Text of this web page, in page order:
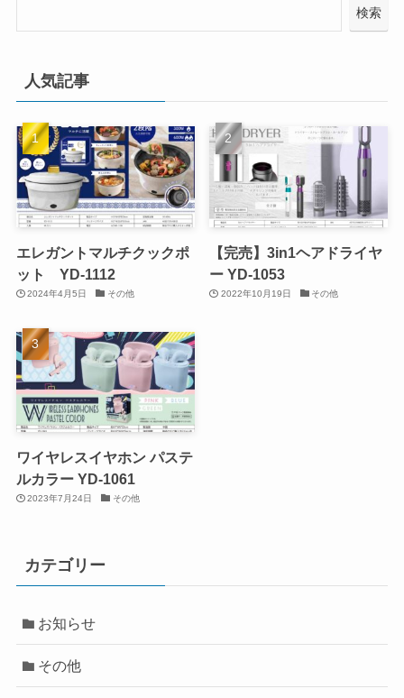
検索
人気記事
エレガントマルチクックポ
ット YD-1112
2024年4月5日 その他
【完売】3in1ヘアドライヤ
ー YD-1053
2022年10月19日 その他
ワイヤレスイヤホン パステ
ルカラー YD-1061
2023年7月24日 その他
カテゴリー
お知らせ
その他